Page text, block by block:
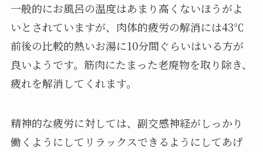
一般的にお風呂の温度はあまり高くないほうがよ
いとされていますが、肉体的疲労の解消には43℃
前後の比較的熱いお湯に10分間ぐらいはいる方が
良いようです。筋肉にたまった老廃物を取り除き、
疲れを解消してくれます。
精神的な疲労に対しては、副交感神経がしっかり
働くようにしてリラックスできるようにしてあげ